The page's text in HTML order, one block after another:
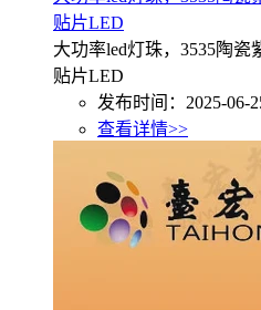
贴片LED
大功率led灯珠，3535陶瓷
贴片LED
发布时间：2025-06-
查看详情>>